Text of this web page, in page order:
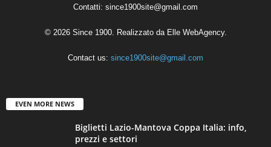
Contatti: since1900site@gmail.com
© 2026 Since 1900. Realizzato da Elle WebAgency.
Contact us: since1900site@gmail.com
EVEN MORE NEWS
Biglietti Lazio-Mantova Coppa Italia: info,
prezzi e settori